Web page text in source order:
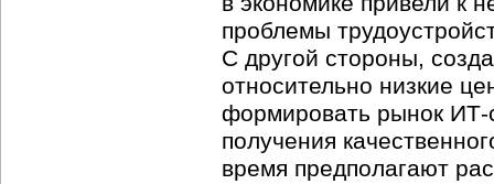
проблемы
С другой стороны,
относительно низкие
формировать рынок ИТ-
получения
время предполагают